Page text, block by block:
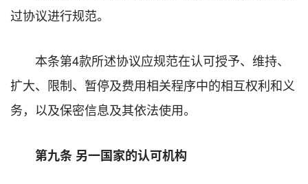
过协议进行规范。
本条第4款所述协议应规范在认可授予、维持、
扩大、限制、暂停及费用相关程序中的相互权利和义
务，以及保密信息及其依法使用。
第九条 另一国家的认可机构